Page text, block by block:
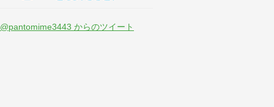
@pantomime3443 からのツイート